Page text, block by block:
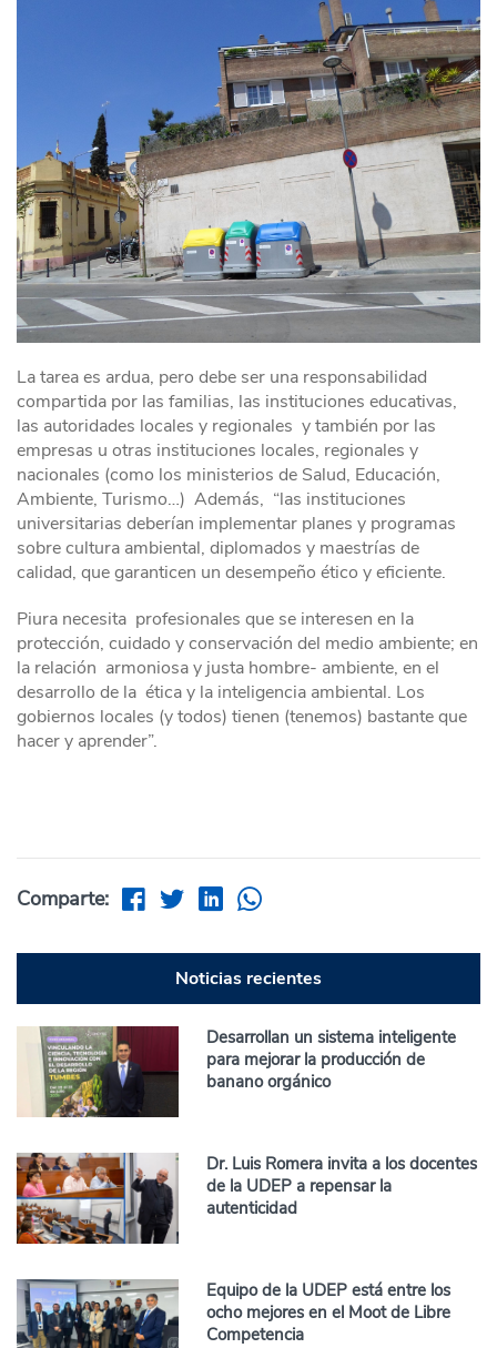
La tarea es ardua, pero debe ser una responsabilidad
compartida por las familias, las instituciones educativas,
las autoridades locales y regionales y también por las
empresas u otras instituciones locales, regionales y
nacionales (como los ministerios de Salud, Educación,
Ambiente, Turismo…) Además, “las instituciones
universitarias deberían implementar planes y programas
sobre cultura ambiental, diplomados y maestrías de
calidad, que garanticen un desempeño ético y eficiente.
Piura necesita profesionales que se interesen en la
protección, cuidado y conservación del medio ambiente; en
la relación armoniosa y justa hombre- ambiente, en el
desarrollo de la ética y la inteligencia ambiental. Los
gobiernos locales (y todos) tienen (tenemos) bastante que
hacer y aprender”.
Comparte:
Noticias recientes
Desarrollan un sistema inteligente
para mejorar la producción de
banano orgánico
Dr. Luis Romera invita a los docentes
de la UDEP a repensar la
autenticidad
Equipo de la UDEP está entre los
ocho mejores en el Moot de Libre
Competencia